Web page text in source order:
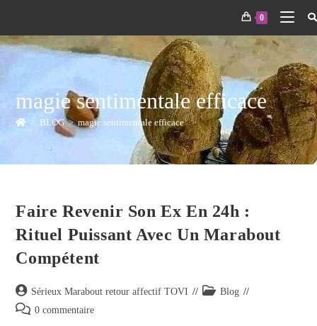
0
magie sentimentale efficace
> BLOG > magie sentimentale efficace
Faire Revenir Son Ex En 24h :
Rituel Puissant Avec Un Marabout
Compétent
Sérieux Marabout retour affectif TOVI
Blog
0 commentaire